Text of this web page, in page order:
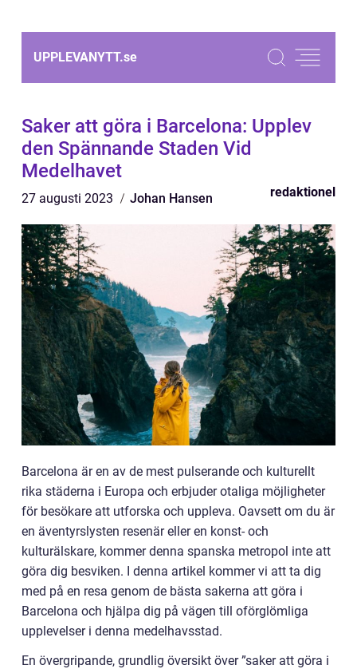
UPPLEVANYTT.se
Saker att göra i Barcelona: Upplev
den Spännande Staden Vid
Medelhavet
27 augusti 2023 Johan Hansen redaktionel
Barcelona är en av de mest pulserande och kulturellt
rika städerna i Europa och erbjuder otaliga möjligheter
för besökare att utforska och uppleva. Oavsett om du är
en äventyrslysten resenär eller en konst- och
kulturälskare, kommer denna spanska metropol inte att
göra dig besviken. I denna artikel kommer vi att ta dig
med på en resa genom de bästa sakerna att göra i
Barcelona och hjälpa dig på vägen till oförglömliga
upplevelser i denna medelhavsstad.
En övergripande, grundlig översikt över ”saker att göra i